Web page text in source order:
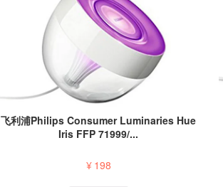
飞利浦Philips Consumer Luminaries Hue
Iris FFP 71999/...
¥ 198